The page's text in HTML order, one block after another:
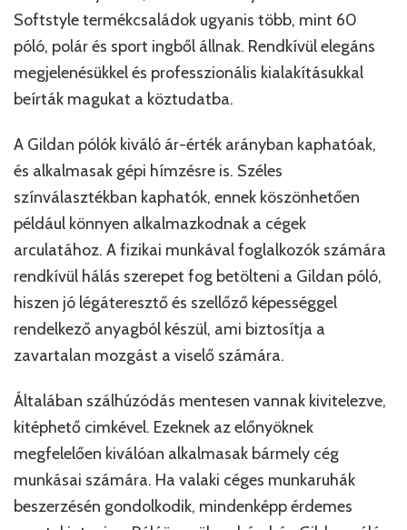
Softstyle termékcsaládok ugyanis több, mint 60
póló, polár és sport ingből állnak. Rendkívül elegáns
megjelenésükkel és professzionális kialakításukkal
beírták magukat a köztudatba.
A Gildan pólók kiváló ár-érték arányban kaphatóak,
és alkalmasak gépi hímzésre is. Széles
színválasztékban kaphatók, ennek köszönhetően
például könnyen alkalmazkodnak a cégek
arculatához. A fizikai munkával foglalkozók számára
rendkívül hálás szerepet fog betölteni a Gildan póló,
hiszen jó légáteresztő és szellőző képességgel
rendelkező anyagból készül, ami biztosítja a
zavartalan mozgást a viselő számára.
Általában szálhúzódás mentesen vannak kivitelezve,
kitéphető cimkével. Ezeknek az előnyöknek
megfelelően kiválóan alkalmasak bármely cég
munkásai számára. Ha valaki céges munkaruhák
beszerzésén gondolkodik, mindenképp érdemes